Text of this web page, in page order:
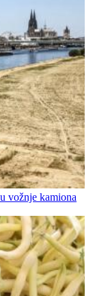
vožnje kamiona